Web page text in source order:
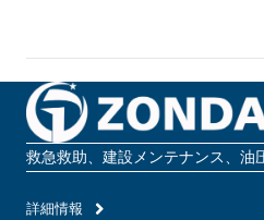
救急救助、建設メンテナンス、油
詳細情報